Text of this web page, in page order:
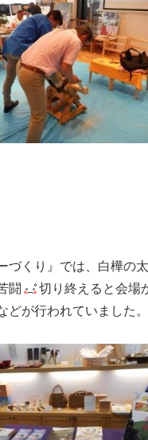
づくり』では、白樺の
闘
切り終えると会場
どが行われていました。